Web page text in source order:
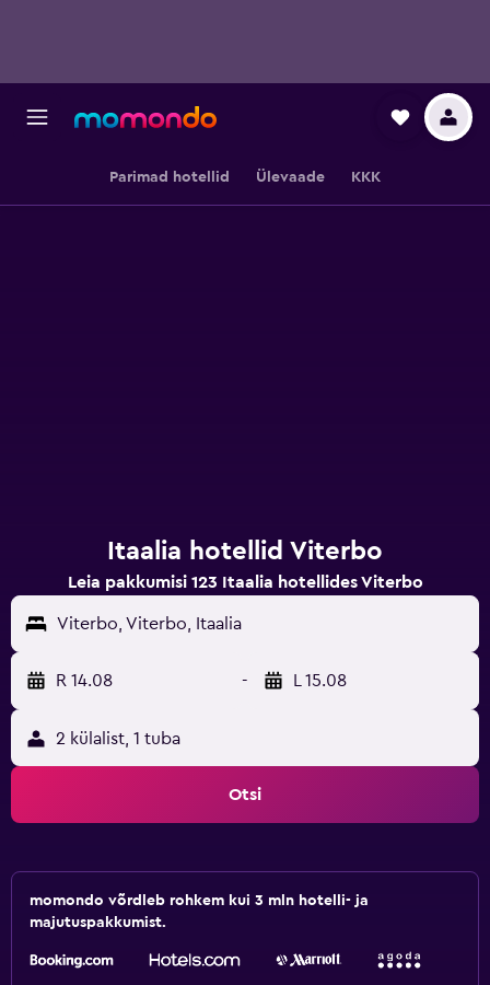
Parimad hotellid Ülevaade KKK
Itaalia hotellid Viterbo
Leia pakkumisi 123 Itaalia hotellides Viterbo
Viterbo, Viterbo, Itaalia
R 14.08 - L 15.08
2 külalist, 1 tuba
Otsi
momondo võrdleb rohkem kui 3 mln hotelli- ja
majutuspakkumist.